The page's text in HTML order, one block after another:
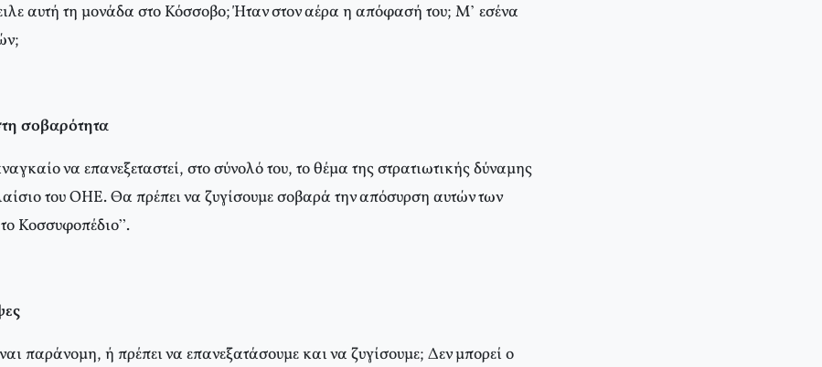
αυτή τη μονάδα στο Κόσσοβο; Ήταν στον αέρα η απόφασή του; Μ’ εσένα
σοβαρότητα
να επανεξεταστεί, στο σύνολό του, το θέμα της στρατιωτικής δύναμης
του ΟΗΕ. Θα πρέπει να ζυγίσουμε σοβαρά την απόσυρση αυτών των
Κοσσυφοπέδιο”.
παράνομη, ή πρέπει να επανεξατάσουμε και να ζυγίσουμε; Δεν μπορεί ο